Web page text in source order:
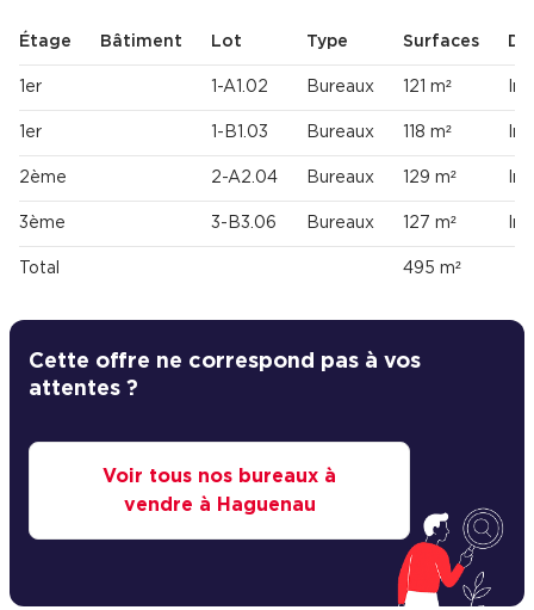
Étage Bâtiment Lot Type Surfaces
1er 1-A1.02 Bureaux 121 m²
1er 1-B1.03 Bureaux 118 m²
2ème 2-A2.04 Bureaux 129 m²
3ème 3-B3.06 Bureaux 127 m²
Total 495 m²
Cette offre ne correspond pas à vos
attentes ?
Voir tous nos bureaux à
vendre à Haguenau